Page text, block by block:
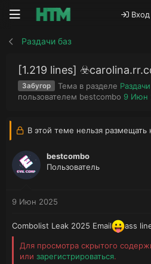
Вход
Раздачи баз
[1.219 lines]
Забугор Тема в разделе
пользователем А
о
е
м
bestcombo Д
а
9 Июн
В этой теме нельзя размещать
bestcombo
Пользователь
9 Июн 2025
Combolist Leak 2025 Email ass
Для просмотра скрытого
или зарегистрироваться.